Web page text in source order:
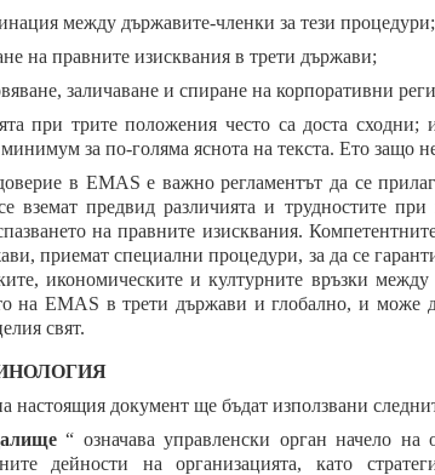
между държавите-членки за тези процедури;
на правните изисквания в трети държави;
заличаване и спиране на корпоративни
при трите положения често са доста сходни;
за по-голяма яснота на текста. Ето защо
в EMAS е важно регламентът да се
вземат предвид различията и трудностите
на правните изисквания.
приемат специални процедури, за да се
икономическите и културните връзки
на EMAS в трети държави и глобално, и може
свят.
настоящия документ ще бъдат използвани
“ означава управленски орган начело на
дейности на организацията, като